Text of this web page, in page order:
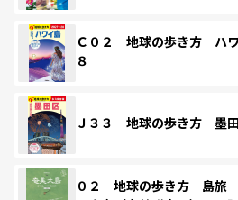
Ｃ０２ 地球の歩き方 ハ
８
Ｊ３３ 地球の歩き方 墨
０２ 地球の歩き方 島